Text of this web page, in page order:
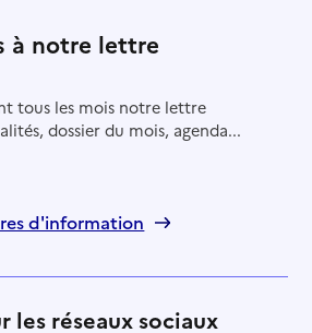
à notre lettre
tous les mois notre lettre
dossier du mois, agenda...
d'information
les réseaux sociaux